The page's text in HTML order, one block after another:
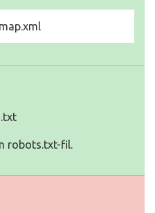
robots.txt-fil.